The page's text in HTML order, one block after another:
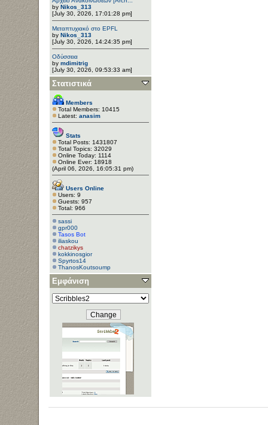
by Nikos_313
[July 30, 2026, 17:01:28 pm]
Μεταπτυχιακό στο EPFL
by Nikos_313
[July 30, 2026, 14:24:35 pm]
Οδύσσεια
by mdimitrig
[July 30, 2026, 09:53:33 am]
Στατιστικά
Members
Total Members: 10415
Latest: anasim
Stats
Total Posts: 1431807
Total Topics: 32029
Online Today: 1114
Online Ever: 18918
(April 06, 2026, 16:05:31 pm)
Users Online
Users: 9
Guests: 957
Total: 966
sassi
gpr000
Tasos Bot
iliaskou
chatzikys
kokkinosgior
Spyrtos14
ThanosKoutsoump
Εμφάνιση